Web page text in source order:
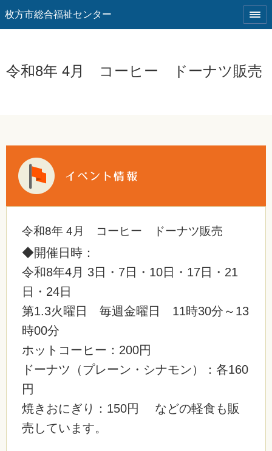
枚方市総合福祉センター
令和8年 4月 コーヒー ドーナツ販売
令和8年 4月 コーヒー ドーナツ販売
◆開催日時：
令和8年4月 3日・7日・10日・17日・21
日・24日
第1.3火曜日 毎週金曜日 11時30分～13
時00分
ホットコーヒー：200円
ドーナツ（プレーン・シナモン）：各160
円
焼きおにぎり：150円 などの軽食も販
売しています。